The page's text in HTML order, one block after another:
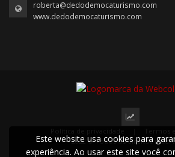
roberta@dedodemocaturismo.com
www.dedodemocaturismo.com
2022 © Todos os direitos
Este website usa cookies para
experiência. Ao usar este site você